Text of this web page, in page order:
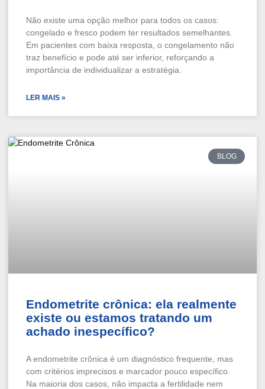
Não existe uma opção melhor para todos os casos:
congelado e fresco podem ter resultados semelhantes.
Em pacientes com baixa resposta, o congelamento não
traz benefício e pode até ser inferior, reforçando a
importância de individualizar a estratégia.
LER MAIS »
BLOG
Endometrite crônica: ela realmente
existe ou estamos tratando um
achado inespecífico?
A endometrite crônica é um diagnóstico frequente, mas
com critérios imprecisos e marcador pouco específico.
Na maioria dos casos, não impacta a fertilidade nem